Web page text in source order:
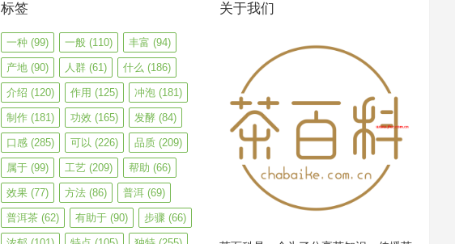
标签
一种(99) 一般 (110) 丰富 (94)
产地(90) 人群(61) 什么 (186)
介绍 (120) 作用 (125) 冲泡(181)
制作(181) 功效 (165) 发酵(84)
口感(285) 可以 (226) 品质(209)
属于(99) 工艺(209) 帮助 (66)
效果(77) 方法(86) 普洱(69)
普洱茶(62) 有助于(90) 步骤(66)
关于我们